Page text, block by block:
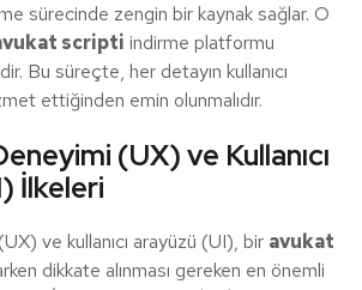
sürecinde zengin bir kaynak sağlar. O
scripti indirme platformu
Bu süreçte, her detayın kullanıcı
ettiğinden emin olunmalıdır.
(UX) ve Kullanıcı
İlkeleri
ve kullanıcı arayüzü (UI), bir avukat
dikkate alınması gereken en önemli